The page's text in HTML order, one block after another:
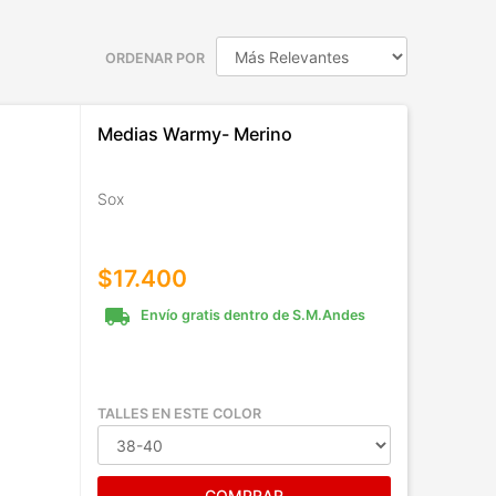
ORDENAR POR
Medias Warmy- Merino
Sox
$17.400
local_shipping Envío gratis dentro de S.M.Andes
TALLES EN ESTE COLOR